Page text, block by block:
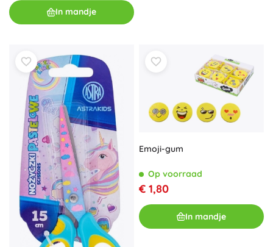
In mandje
Emoji-gum
Op voorraad
€ 1,80
In mandje